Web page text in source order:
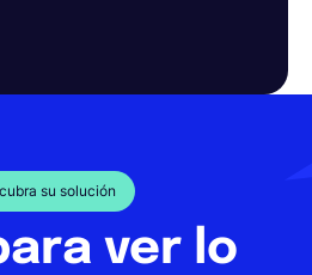
su solución
ver lo